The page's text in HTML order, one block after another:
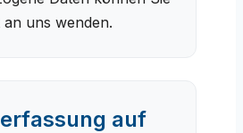
uns wenden.
auf